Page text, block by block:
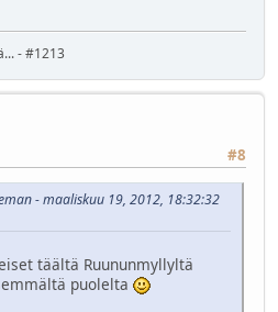
- #1213
#8
- maaliskuu 19, 2012, 18:32:32
täältä Ruununmyllyltä
puolelta